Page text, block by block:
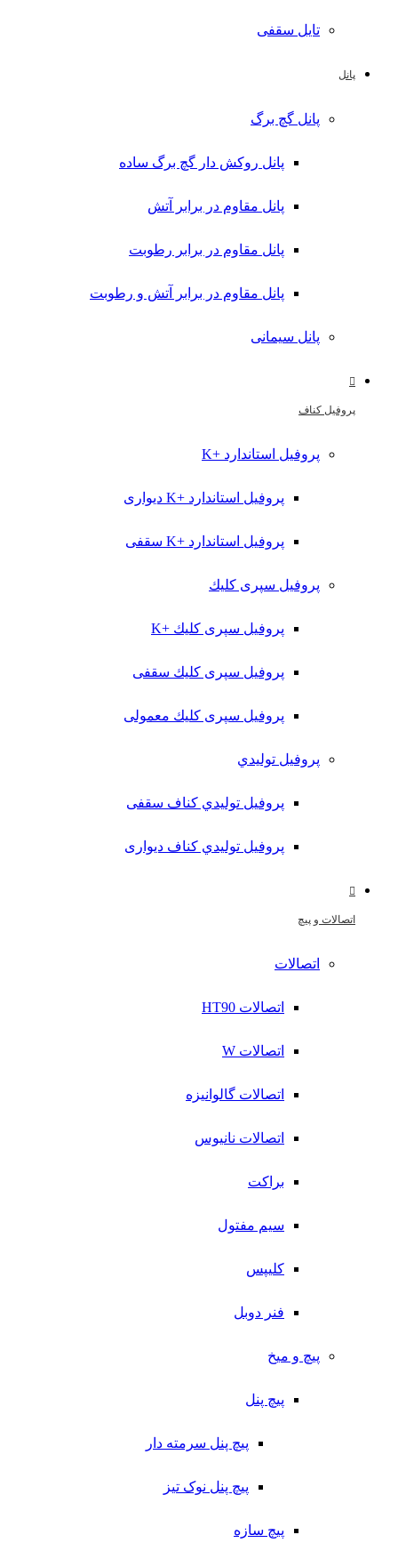
تایل سقفی
پانل
پانل گچ برگ
پانل روکش دار گچ برگ ساده
پانل مقاوم در برابر آتش
پانل مقاوم در برابر رطوبت
پانل مقاوم در برابر آتش و رطوبت
پانل سیمانی
پروفیل کناف
پروفیل استاندارد +K
پروفیل استاندارد +K دیواری
پروفیل استاندارد +K سقفی
پروفیل سپری کلیك
پروفیل سپری کلیك +K
پروفیل سپری کلیك سقفی
پروفیل سپری کلیك معمولی
پروفیل تولیدي
پروفیل تولیدي کناف سقفی
پروفیل تولیدي کناف دیواری
اتصالات و پیچ
اتصالات
اتصالات HT90
اتصالات W
اتصالات گالوانیزه
اتصالات نانیوس
براکت
سیم مفتول
کلیپس
فنر دوبل
پیچ و میخ
پیچ پنل
پیچ پنل سرمته دار
پیچ پنل نوک تیز
پیچ سازه